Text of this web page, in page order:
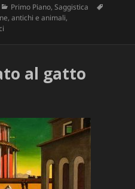
Categorie
Primo Piano,Saggistica
,antichi e animali,
al gatto